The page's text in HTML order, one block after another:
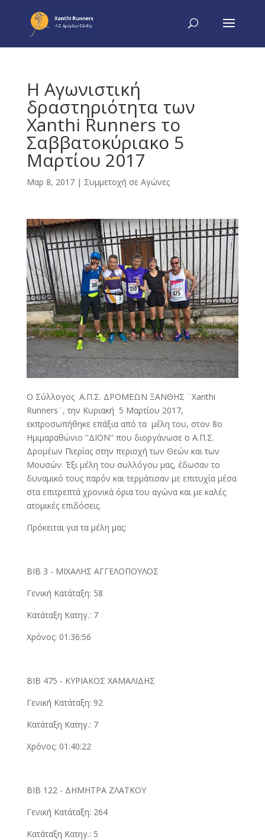
Η Αγωνιστική
δραστηριότητα των
Xanthi Runners το
Σαββατοκύριακο 5
Μαρτίου 2017
Μαρ 8, 2017| Συμμετοχή σε Αγώνες
Ο Σύλλογος Α.Π.Σ. ΔΡΟΜΕΩΝ ΞΑΝΘΗΣ ¨Xanthi
Runners¨, την Κυριακή 5 Μαρτίου 2017,
εκπροσωπήθηκε επάξια από τα μέλη του, στον 8ο
Ημιμαραθώνιο ''ΔΙΟΝ'' που διοργάνωσε ο Α.Π.Σ.
Δρομέων Πιερίας στην περιοχή των Θεών και των
Μουσών. Έξι μέλη του συλλόγου μας, έδωσαν το
δυναμικό τους παρόν και τερμάτισαν με επιτυχία μέσα
στα επιτρεπτά χρονικά όρια του αγώνα και με καλές
ατομικές επιδόσεις.
Πρόκειται για τα μέλη μας:
ΒΙΒ 3 - ΜΙΧΑΛΗΣ ΑΓΓΕΛΟΠΟΥΛΟΣ
Γενική Κατάταξη: 58
Κατάταξη Κατηγ.: 7
Χρόνος: 01:36:56
ΒΙΒ 475 - ΚΥΡΙΑΚΟΣ ΧΑΜΑΛΙΔΗΣ
Γενική Κατάταξη: 92
Κατάταξη Κατηγ.: 7
Χρόνος: 01:40:22
ΒΙΒ 122 - ΔΗΜΗΤΡΑ ΖΛΑΤΚΟΥ
Γενική Κατάταξη: 264
Κατάταξη Κατηγ.: 5